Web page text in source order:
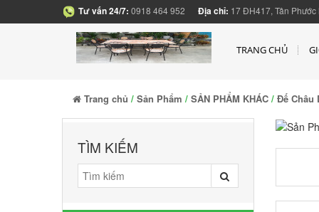
Tư vấn 24/7: 0918 464 952 Địa chỉ: 17 ĐH417, Tân
TRANG CHỦ
Trang chủ / Sản Phẩm / SẢN PHẨM KHÁC / Đế Châu
TÌM KIẾM